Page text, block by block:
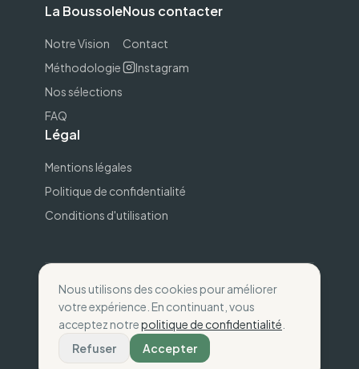
Nous utilisons des cookies pour améliorer
votre expérience. En continuant, vous
acceptez notrepolitique de confidentialité
Refuser
Accepter
La Boussole
Notre Vision
Méthodologie
Nos sélections
FAQ
Nous contacter
Contact
Instagram
Légal
Mentions légales
Politique de confidentialité
Conditions d'utilisation
2026 The Wise Compass.Consommez selon
vos valeurs.
Fait avec💚en France